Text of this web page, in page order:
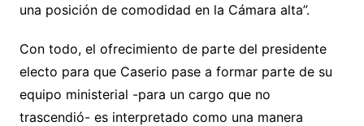
una posición de comodidad en la Cámara alta”.
Con todo, el ofrecimiento de parte del presidente
electo para que Caserio pase a formar parte de su
equipo ministerial -para un cargo que no
trascendió- es interpretado como una manera